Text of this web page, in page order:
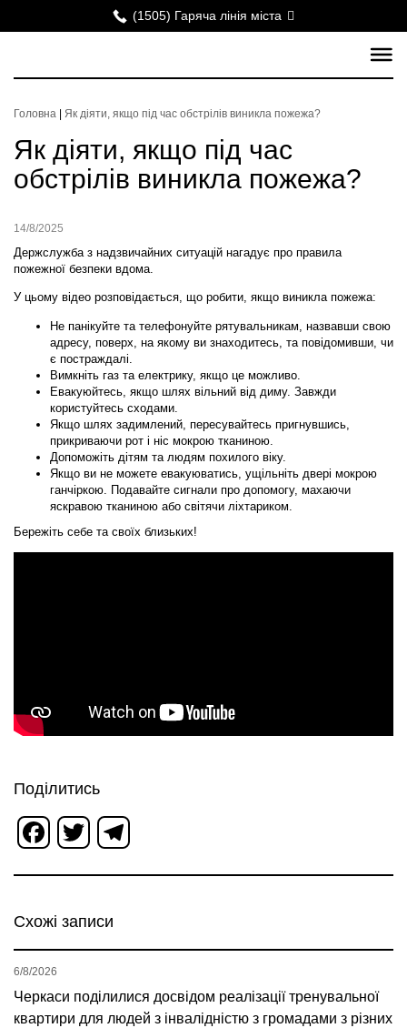
(1505) Гаряча лінія міста
Головна Як діяти, якщо під час обстрілів виникла пожежа?
Як діяти, якщо під час
обстрілів виникла пожежа?
14/8/2025
Держслужба з надзвичайних ситуацій нагадує про правила
пожежної безпеки вдома.
У цьому відео розповідається, що робити, якщо виникла пожежа:
Не панікуйте та телефонуйте рятувальникам, назвавши свою
адресу, поверх, на якому ви знаходитесь, та повідомивши, чи
є постраждалі.
Вимкніть газ та електрику, якщо це можливо.
Евакуюйтесь, якщо шлях вільний від диму. Завжди
користуйтесь сходами.
Якщо шлях задимлений, пересувайтесь пригнувшись,
прикриваючи рот і ніс мокрою тканиною.
Допоможіть дітям та людям похилого віку.
Якщо ви не можете евакуюватись, ущільніть двері мокрою
ганчіркою. Подавайте сигнали про допомогу, махаючи
яскравою тканиною або світячи ліхтариком.
Бережіть себе та своїх близьких!
Поділитись
Facebook
Twitter
Схожі записи
Черкаси поділилися досвідом реалізації тренувальної
квартири для людей з інвалідністю з громадами з різних
6/8/2026